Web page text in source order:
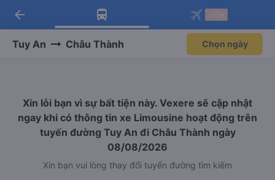
Tải app Vexere ngay!
Nhận ưu đãi thành viên độc
Mở app
Tải app Vexere
-30k/ghế khi đặt vé máy bay qua
Mở app
arrow_back
Tuy An Châu Thành Chọn ngày
Xin lỗi bạn vì sự bất tiện này. Vexere sẽ cập nhật
ngay khi có thông tin xe Limousine hoạt động trên
tuyến đường Tuy An đi Châu Thành ngày
08/08/2026
Xin bạn vui lòng thay đổi tuyến đường tìm kiếm